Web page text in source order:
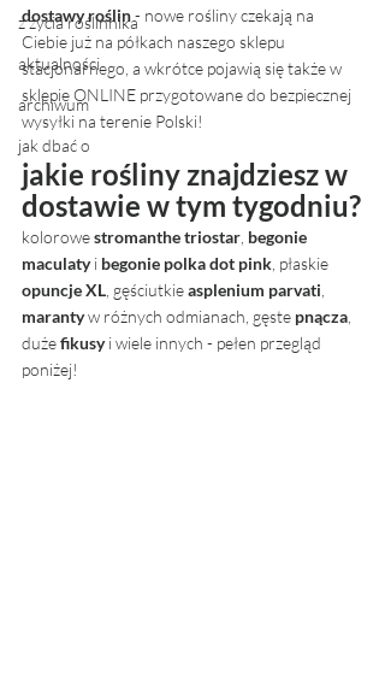
z życia roślinnika
aktualności
archiwum
jak dbać o
dostawy roślin - nowe rośliny czekają na
Ciebie już na półkach naszego sklepu
stacjonarnego, a wkrótce pojawią się także w
sklepie ONLINE przygotowane do bezpiecznej
wysyłki na terenie Polski!
jakie rośliny znajdziesz w
dostawie w tym tygodniu?
kolorowe stromanthe triostar begonie
maculaty i begonie polka dot pink , płaskie
opuncje XL , gęściutkie asplenium parvati
maranty w różnych odmianach, gęste pnącza
duże fikusy i wiele innych - pełen przegląd
poniżej!